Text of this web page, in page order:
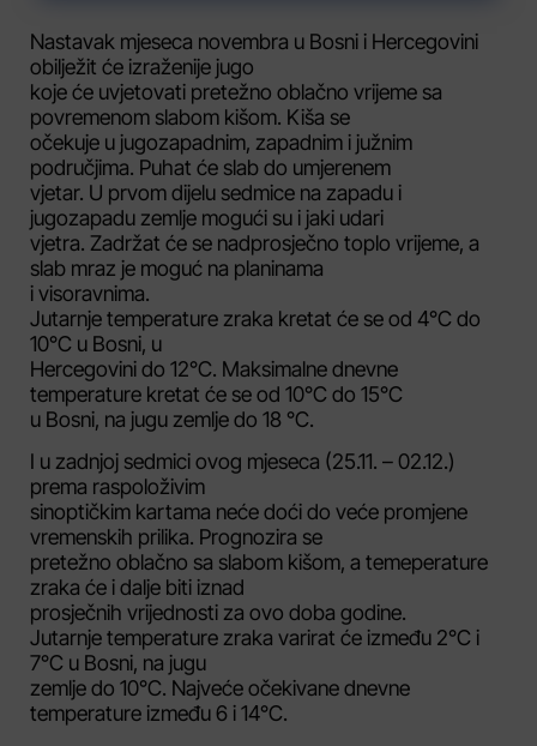
Nastavak mjeseca novembra u Bosni i Hercegovini
obilježit će izraženije jugo
koje će uvjetovati pretežno oblačno vrijeme sa
povremenom slabom kišom. Kiša se
očekuje u jugozapadnim, zapadnim i južnim
područjima. Puhat će slab do umjerenem
vjetar. U prvom dijelu sedmice na zapadu i
jugozapadu zemlje mogući su i jaki udari
vjetra. Zadržat će se nadprosječno toplo vrijeme, a
slab mraz je moguć na planinama
i visoravnima.
Jutarnje temperature zraka kretat će se od 4°C do
10°C u Bosni, u
Hercegovini do 12°C. Maksimalne dnevne
temperature kretat će se od 10°C do 15°C
u Bosni, na jugu zemlje do 18 °C.
I u zadnjoj sedmici ovog mjeseca (25.11. – 02.12.)
prema raspoloživim
sinoptičkim kartama neće doći do veće promjene
vremenskih prilika. Prognozira se
pretežno oblačno sa slabom kišom, a temeperature
zraka će i dalje biti iznad
prosječnih vrijednosti za ovo doba godine.
Jutarnje temperature zraka varirat će između 2°C i
7°C u Bosni, na jugu
zemlje do 10°C. Najveće očekivane dnevne
temperature između 6 i 14°C.